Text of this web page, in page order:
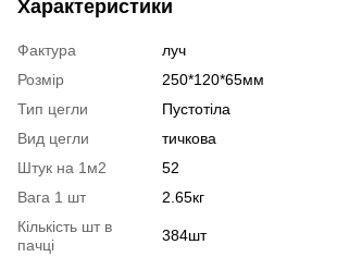
Характеристики
Фактура
луч
Розмір
250*120*65мм
Тип цегли
Пустотіла
Вид цегли
тичкова
Штук на 1м2
52
Вага 1 шт
2.65кг
Кількість шт в
пачці
384шт